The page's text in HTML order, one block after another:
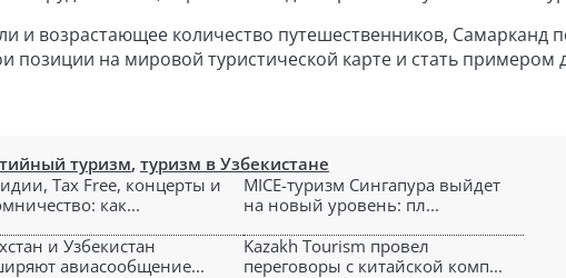
и возрастающее количество путешественников, Самарканд
позиции на мировой туристической карте и стать примером
туризм, туризм в Узбекистане
Tax Free, концерты и
как...
MICE-туризм Сингапура выйдет
на новый уровень: пл...
и Узбекистан
авиасообщение...
Kazakh Tourism провел
переговоры с китайской комп...